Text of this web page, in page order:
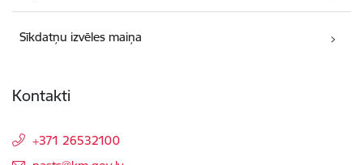
Sīkdatņu izvēles maiņa
Kontakti
+371 26532100